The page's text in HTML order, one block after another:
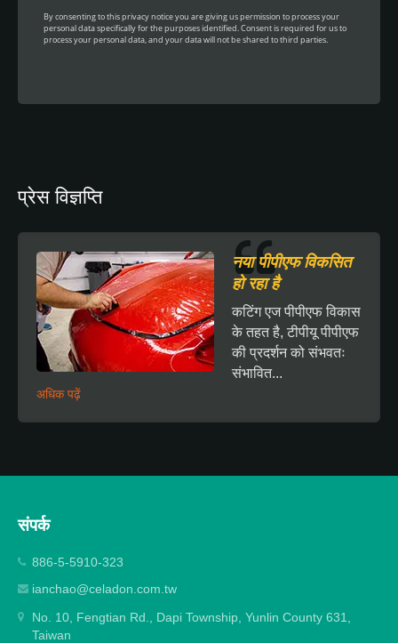
प्रेस विज्ञप्ति
नया पीपीएफ विकसित
हो रहा है
कटिंग एज पीपीएफ विकास
के तहत है, टीपीयू पीपीएफ
की प्रदर्शन को संभवतः
संभावित...
अधिक पढ़ें
संपर्क
886-5-5910-323
ianchao@celadon.com.tw
No. 10, Fengtian Rd., Dapi Township, Yunlin County 631,
Taiwan